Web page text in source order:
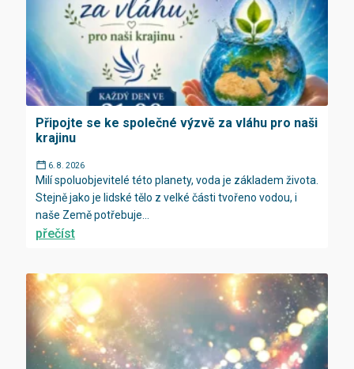
Připojte se ke společné výzvě za vláhu pro naši
krajinu
6. 8. 2026
Milí spoluobjevitelé této planety, voda je základem života.
Stejně jako je lidské tělo z velké části tvořeno vodou, i
naše Země potřebuje...
přečíst